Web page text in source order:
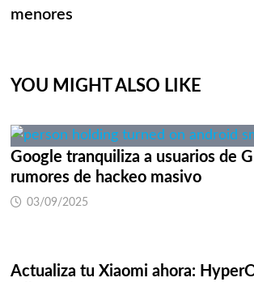
menores
YOU MIGHT ALSO LIKE
Google tranquiliza a usuarios de
rumores de hackeo masivo
03/09/2025
Actualiza tu Xiaomi ahora: